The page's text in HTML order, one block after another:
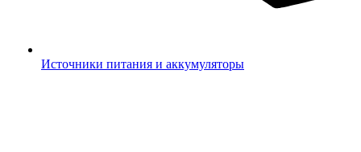
Источники питания и аккумуляторы